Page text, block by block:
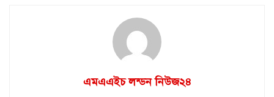
এমএএইচ লন্ডন নিউজ২৪